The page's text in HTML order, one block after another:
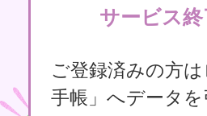
サービス
ご登録済みの方
手帳」へデータ